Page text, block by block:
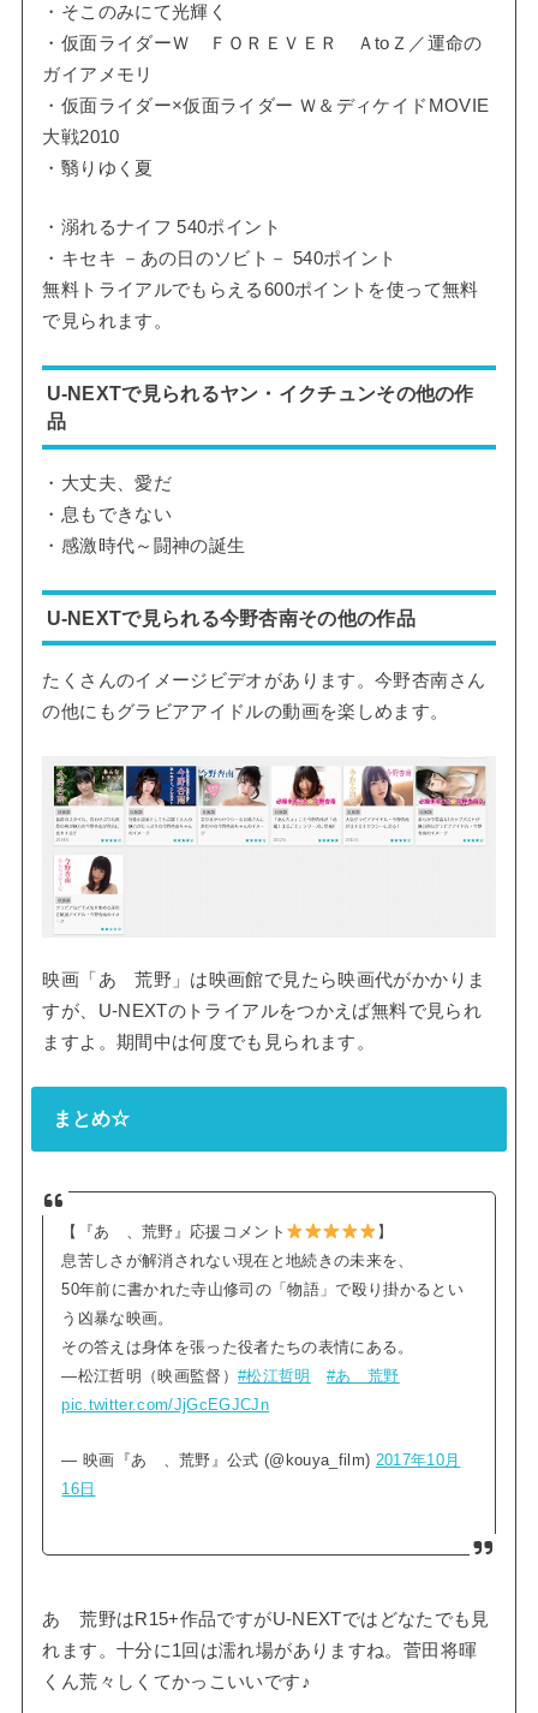
・そこのみにて光輝く
・仮面ライダーＷ ＦＯＲＥＶＥＲ ＡtoＺ／運命の
ガイアメモリ
・仮面ライダー×仮面ライダー Ｗ＆ディケイドMOVIE
大戦2010
・翳りゆく夏
・溺れるナイフ 540ポイント
・キセキ －あの日のソビト－ 540ポイント
無料トライアルでもらえる600ポイントを使って無料
で見られます。
U-NEXTで見られるヤン・イクチュンその他の作
品
・大丈夫、愛だ
・息もできない
・感激時代～闘神の誕生
U-NEXTで見られる今野杏南その他の作品
たくさんのイメージビデオがあります。今野杏南さん
の他にもグラビアアイドルの動画を楽しめます。
映画「あゝ荒野」は映画館で見たら映画代がかかりま
すが、U-NEXTのトライアルをつかえば無料で見られ
ますよ。期間中は何度でも見られます。
まとめ☆
【『あゝ、荒野』応援コメント
】
息苦しさが解消されない現在と地続きの未来を、
50年前に書かれた寺山修司の「物語」で殴り掛かるとい
う凶暴な映画。
その答えは身体を張った役者たちの表情にある。
—松江哲明（映画監督）#松江哲明
#あゝ荒野
pic.twitter.com/JjGcEGJCJn
— 映画『あゝ、荒野』公式 (@kouya_film) 2017年10月
16日
あゝ荒野はR15+作品ですがU-NEXTではどなたでも見
れます。十分に1回は濡れ場がありますね。菅田将暉
くん荒々しくてかっこいいです♪